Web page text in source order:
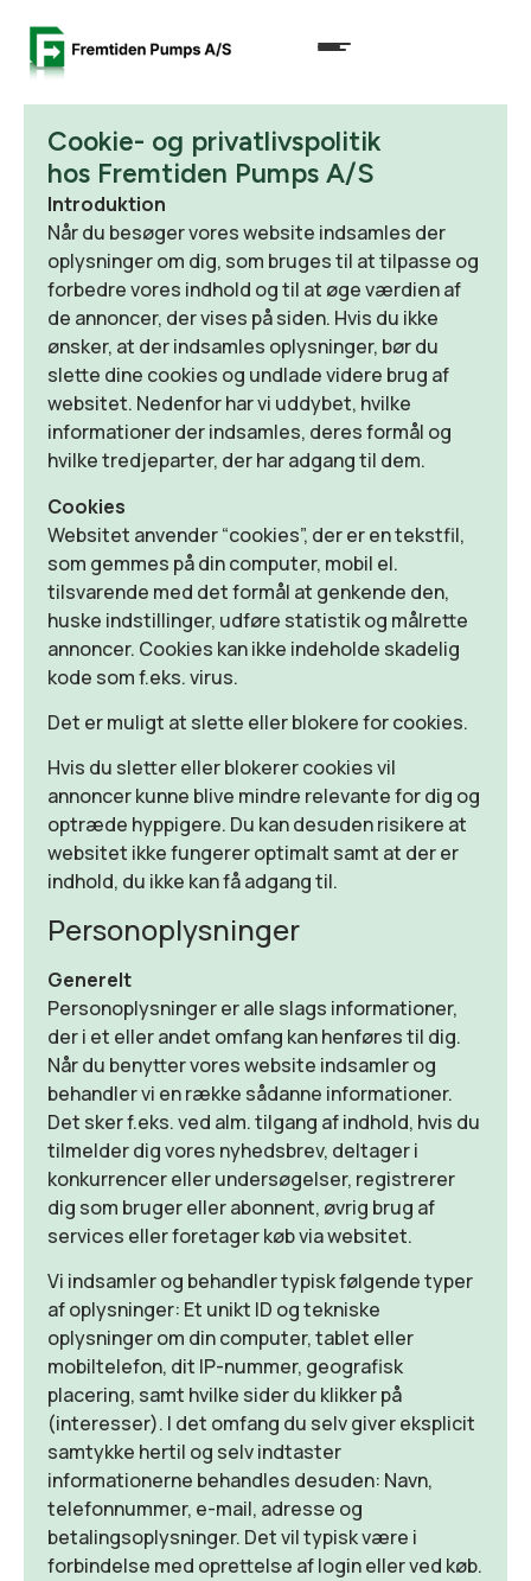
Cookie- og privatlivspolitik
hos Fremtiden Pumps A/S
Introduktion
Når du besøger vores website indsamles der
oplysninger om dig, som bruges til at tilpasse og
forbedre vores indhold og til at øge værdien af
de annoncer, der vises på siden. Hvis du ikke
ønsker, at der indsamles oplysninger, bør du
slette dine cookies og undlade videre brug af
websitet. Nedenfor har vi uddybet, hvilke
informationer der indsamles, deres formål og
hvilke tredjeparter, der har adgang til dem.
Cookies
Websitet anvender “cookies”, der er en tekstfil,
som gemmes på din computer, mobil el.
tilsvarende med det formål at genkende den,
huske indstillinger, udføre statistik og målrette
annoncer. Cookies kan ikke indeholde skadelig
kode som f.eks. virus.
Det er muligt at slette eller blokere for cookies.
Hvis du sletter eller blokerer cookies vil
annoncer kunne blive mindre relevante for dig og
optræde hyppigere. Du kan desuden risikere at
websitet ikke fungerer optimalt samt at der er
indhold, du ikke kan få adgang til.
Personoplysninger
Generelt
Personoplysninger er alle slags informationer,
der i et eller andet omfang kan henføres til dig.
Når du benytter vores website indsamler og
behandler vi en række sådanne informationer.
Det sker f.eks. ved alm. tilgang af indhold, hvis du
tilmelder dig vores nyhedsbrev, deltager i
konkurrencer eller undersøgelser, registrerer
dig som bruger eller abonnent, øvrig brug af
services eller foretager køb via websitet.
Vi indsamler og behandler typisk følgende typer
af oplysninger: Et unikt ID og tekniske
oplysninger om din computer, tablet eller
mobiltelefon, dit IP-nummer, geografisk
placering, samt hvilke sider du klikker på
(interesser). I det omfang du selv giver eksplicit
samtykke hertil og selv indtaster
informationerne behandles desuden: Navn,
telefonnummer, e-mail, adresse og
betalingsoplysninger. Det vil typisk være i
forbindelse med oprettelse af login eller ved køb.